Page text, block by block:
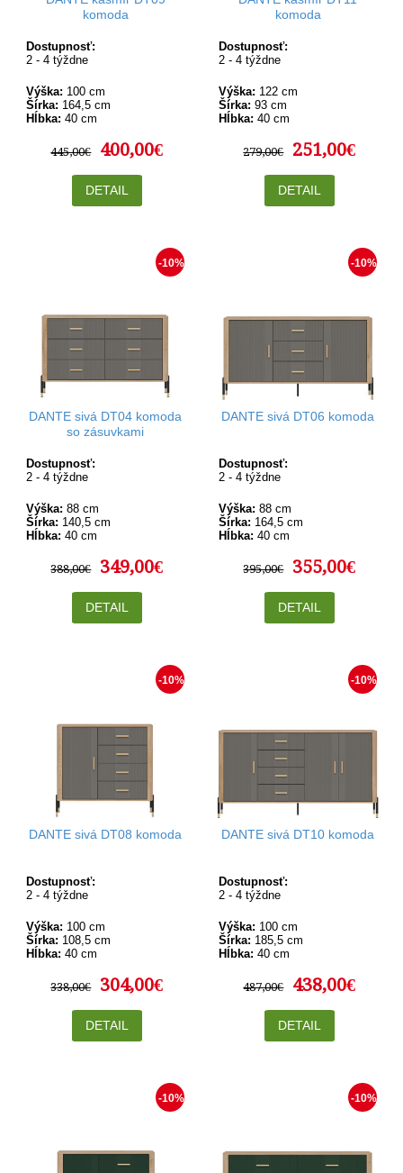
komoda
Dostupnosť:
2 - 4 týždne
Výška: 100 cm
Šírka: 164,5 cm
Hĺbka: 40 cm
445,00€ 400,00€
DETAIL
komoda
Dostupnosť:
2 - 4 týždne
Výška: 122 cm
Šírka: 93 cm
Hĺbka: 40 cm
279,00€ 251,00€
DETAIL
-10%
DANTE sivá DT04 komoda
so zásuvkami
Dostupnosť:
2 - 4 týždne
Výška: 88 cm
Šírka: 140,5 cm
Hĺbka: 40 cm
388,00€ 349,00€
DETAIL
-10%
DANTE sivá DT06 komoda
Dostupnosť:
2 - 4 týždne
Výška: 88 cm
Šírka: 164,5 cm
Hĺbka: 40 cm
395,00€ 355,00€
DETAIL
-10%
DANTE sivá DT08 komoda
Dostupnosť:
2 - 4 týždne
Výška: 100 cm
Šírka: 108,5 cm
Hĺbka: 40 cm
338,00€ 304,00€
DETAIL
-10%
DANTE sivá DT10 komoda
Dostupnosť:
2 - 4 týždne
Výška: 100 cm
Šírka: 185,5 cm
Hĺbka: 40 cm
487,00€ 438,00€
DETAIL
-10% -10%